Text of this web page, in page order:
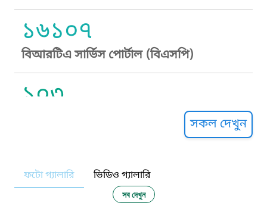
১৬১০৭
বিআরটিএ সার্ভিস পোর্টাল (বিএসপি)
১০৩
নারী ও শিশু নির্যাতন প্রতিরোধ
সকল দেখুন
ফটো গ্যালারি ভিডিও গ্যালারি
সব দেখুন